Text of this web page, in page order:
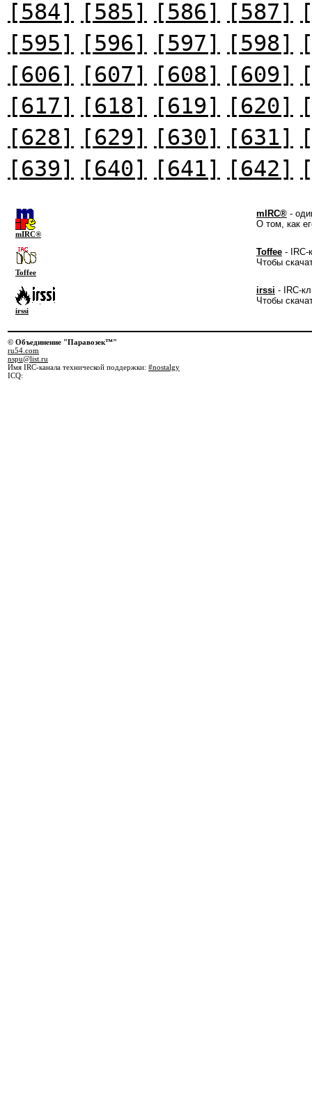
[584] [585] [586] [587]
[595]
[596] [597] [598]
[606]
[607] [608] [609]
[617]
[618] [619] [620]
[628]
[629] [630] [631]
[639]
[640] [641] [642]
mIRC®
mIRC® -
О том, как
Toffee
Toffee - IRC-
Чтобы
irssi
irssi - IRC-
Чтобы
© Объединение "Паравозек™"
ru54.com
nspu@list.ru
Имя IRC-канала технической поддержки: #nostalgy
ICQ: